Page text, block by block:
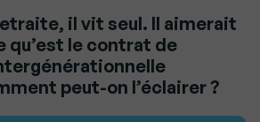
il vit seul. Il aimerait
qu’est le contrat de
peut-on l’éclairer ?